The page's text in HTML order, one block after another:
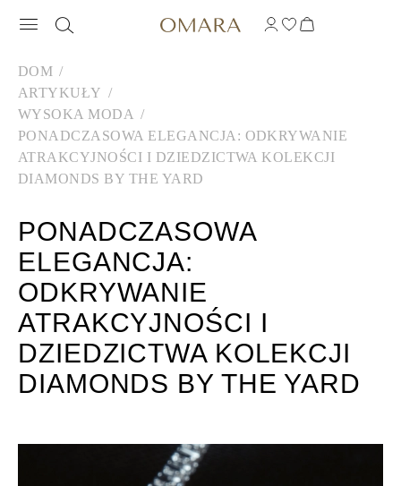
DOM
ARTYKUŁY
WYSOKA MODA
PONADCZASOWA ELEGANCJA: ODKRYWANIE
ATRAKCYJNOŚCI I DZIEDZICTWA KOLEKCJI
DIAMONDS BY THE YARD
PONADCZASOWA
ELEGANCJA:
ODKRYWANIE
ATRAKCYJNOŚCI I
DZIEDZICTWA KOLEKCJI
DIAMONDS BY THE YARD